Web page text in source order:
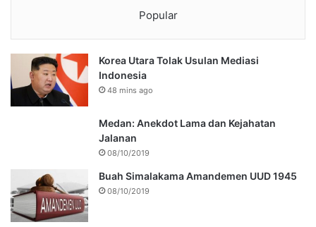
Popular
Korea Utara Tolak Usulan Mediasi
Indonesia
48 mins ago
Medan: Anekdot Lama dan Kejahatan
Jalanan
08/10/2019
Buah Simalakama Amandemen UUD 1945
08/10/2019